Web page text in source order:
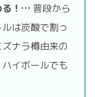
る！… 普段から
は炭酸で割っ
ナラ樽由来の
イボールでも